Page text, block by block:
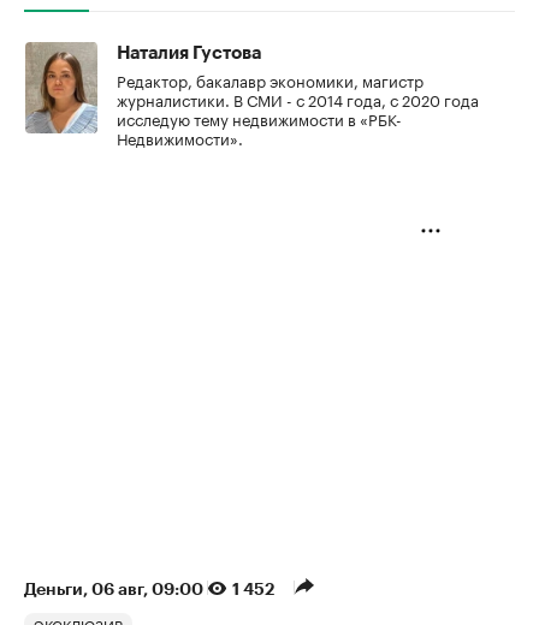
Наталия Густова
Редактор, бакалавр экономики, магистр
журналистики. В СМИ - с 2014 года, с 2020 года
исследую тему недвижимости в «РБК-
Недвижимости».
Деньги⁠, 06 авг, 09:00 1 452